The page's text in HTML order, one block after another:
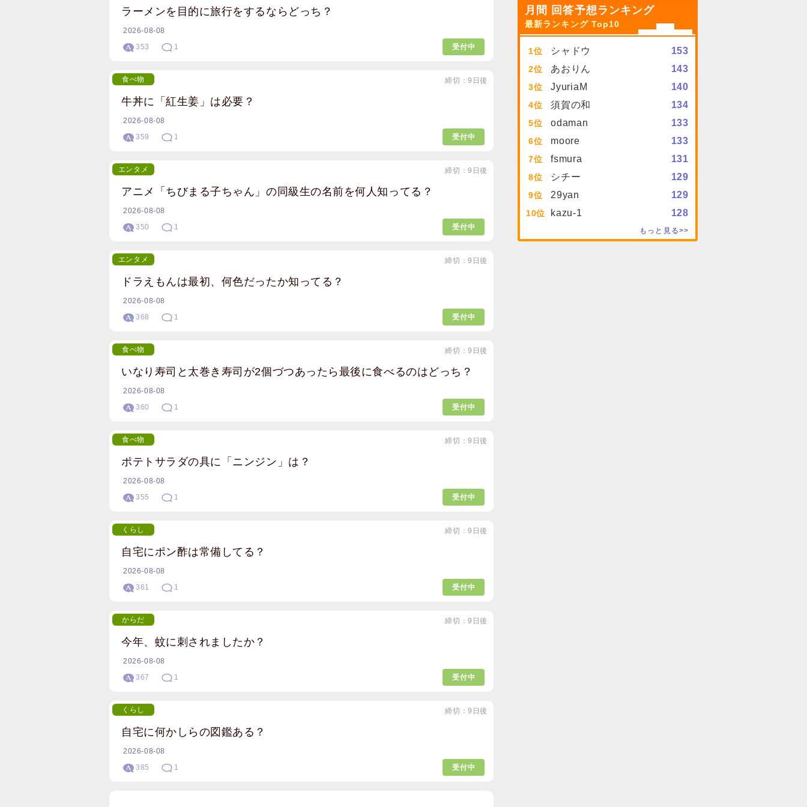
ラーメンを目的に旅行をするならどっち？
2026-08-08
353
1 受付中
牛丼に「紅生姜」は必要？
締切：9日後
食べ物
2026-08-08
359
1 受付中
アニメ「ちびまる子ちゃん」の同級生の名前を何人知ってる？
締切：9日後
エンタメ
2026-08-08
350
1 受付中
ドラえもんは最初、何色だったか知ってる？
締切：9日後
エンタメ
2026-08-08
368
1 受付中
いなり寿司と太巻き寿司が2個づつあったら最後に食べるのはどっち？
締切：9日後
食べ物
2026-08-08
360
1 受付中
ポテトサラダの具に「ニンジン」は？
締切：9日後
食べ物
2026-08-08
355
1 受付中
自宅にポン酢は常備してる？
締切：9日後
くらし
2026-08-08
361
1 受付中
今年、蚊に刺されましたか？
締切：9日後
からだ
2026-08-08
367
1 受付中
自宅に何かしらの図鑑ある？
締切：9日後
くらし
2026-08-08
385
1 受付中
月間 回答予想ランキング
最新ランキング Top10
1 シャドウ 153
2 あおりん 143
3 JyuriaM 140
4 須賀の和 134
5 odaman 133
6 moore 133
7 fsmura 131
8 シチー 129
9 29yan 129
10 kazu-1 128
もっと見る>>